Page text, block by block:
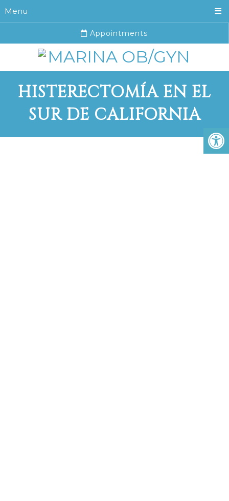
Menu
Appointments
HISTERECTOMÍA EN EL
SUR DE CALIFORNIA